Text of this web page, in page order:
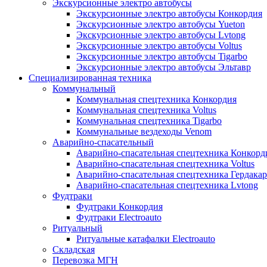
Экскурсионные электро автобусы
Экскурсионные электро автобусы Конкордия
Экскурсионные электро автобусы Yueton
Экскурсионные электро автобусы Lvtong
Экскурсионные электро автобусы Voltus
Экскурсионные электро автобусы Tigarbo
Экскурсионные электро автобусы Эльтавр
Специализированная техника
Коммунальный
Коммунальная спецтехника Конкордия
Коммунальная спецтехника Voltus
Коммунальная спецтехника Tigarbo
Коммунальные вездеходы Venom
Аварийно-спасательный
Аварийно-спасательная спецтехника
Аварийно-спасательная спецтехника Voltus
Аварийно-спасательная спецтехника Гердакар
Аварийно-спасательная спецтехника Lvtong
Фудтраки
Фудтраки Конкордия
Фудтраки Electroauto
Ритуальный
Ритуальные катафалки Electroauto
Складская
Перевозка МГН